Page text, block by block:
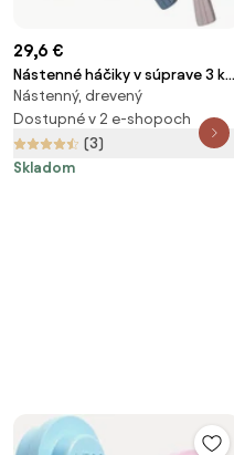
29,6 €
Nástenné háčiky v súprave 3 ks
Lewi – Bloomingville Mini
Nástenný, drevený
Dostupné v 2 e-shopoch
(3)
Skladom